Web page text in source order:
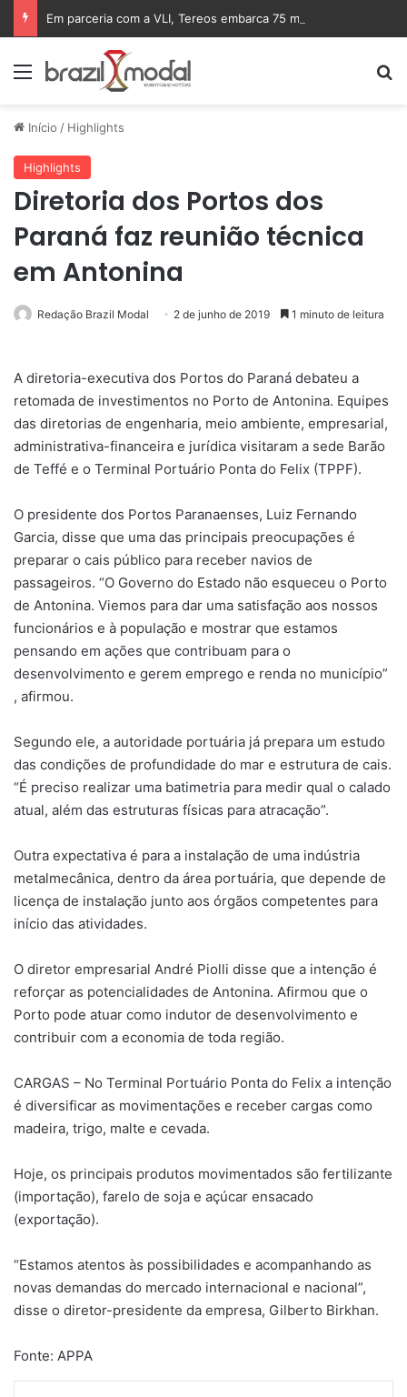
Menu
Início / Highlights
Highlights
Diretoria dos Portos dos
Paraná faz reunião técnica
em Antonina
Redação Brazil Modal 2 de junho de 2019 1 minuto de leitura
A diretoria-executiva dos Portos do Paraná debateu a
retomada de investimentos no Porto de Antonina. Equipes
das diretorias de engenharia, meio ambiente, empresarial,
administrativa-financeira e jurídica visitaram a sede Barão
de Teffé e o Terminal Portuário Ponta do Felix (TPPF).
O presidente dos Portos Paranaenses, Luiz Fernando
Garcia, disse que uma das principais preocupações é
preparar o cais público para receber navios de
passageiros. “O Governo do Estado não esqueceu o Porto
de Antonina. Viemos para dar uma satisfação aos nossos
funcionários e à população e mostrar que estamos
pensando em ações que contribuam para o
desenvolvimento e gerem emprego e renda no município”
, afirmou.
Segundo ele, a autoridade portuária já prepara um estudo
das condições de profundidade do mar e estrutura de cais.
“É preciso realizar uma batimetria para medir qual o calado
atual, além das estruturas físicas para atracação”.
Outra expectativa é para a instalação de uma indústria
metalmecânica, dentro da área portuária, que depende de
licença de instalação junto aos órgãos competentes para
início das atividades.
O diretor empresarial André Piolli disse que a intenção é
reforçar as potencialidades de Antonina. Afirmou que o
Porto pode atuar como indutor de desenvolvimento e
contribuir com a economia de toda região.
CARGAS – No Terminal Portuário Ponta do Felix a intenção
é diversificar as movimentações e receber cargas como
madeira, trigo, malte e cevada.
Hoje, os principais produtos movimentados são fertilizante
(importação), farelo de soja e açúcar ensacado
(exportação).
“Estamos atentos às possibilidades e acompanhando as
novas demandas do mercado internacional e nacional”,
disse o diretor-presidente da empresa, Gilberto Birkhan.
Fonte: APPA